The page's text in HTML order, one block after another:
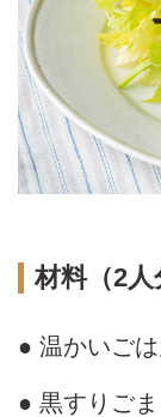
材料（2人
● 温かいご
● 黒すりごま